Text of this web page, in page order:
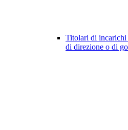
Titolari di
di direzione o di